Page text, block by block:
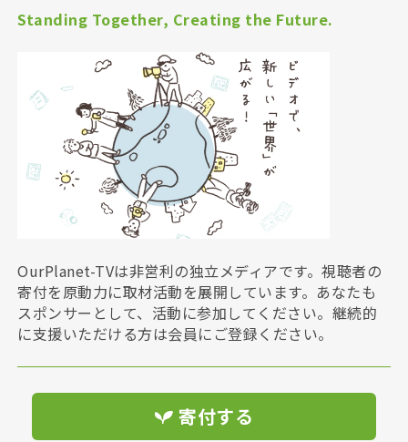
Standing Together, Creating the Future.
OurPlanet-TVは非営利の独立メディアです。視聴者の
寄付を原動力に取材活動を展開しています。あなたも
スポンサーとして、活動に参加してください。継続的
に支援いただける方は会員にご登録ください。
寄付する